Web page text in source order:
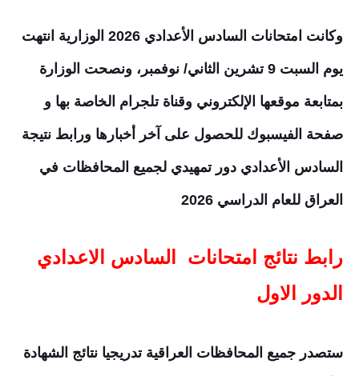
وكانت امتحانات السادس الأعدادي 2026 الوزارية انتهت
يوم السبت 9 تشرين الثاني/ نوفمبر، ونصحت الوزارة
بمتابعة موقعها الإلكتروني وقناة تلجرام الخاصة بها و
صفحة الفيسبوك للحصول على آخر أخبارها ورابط نتيجة
السادس الأعدادي دور تمهيدي لجميع المحافظات في
العراق للعام الدراسي 2026
رابط نتائج امتحانات السادس الاعدادي
الدور الاول
ستصدر جميع المحافظات العراقية تدريجيا نتائج الشهادة